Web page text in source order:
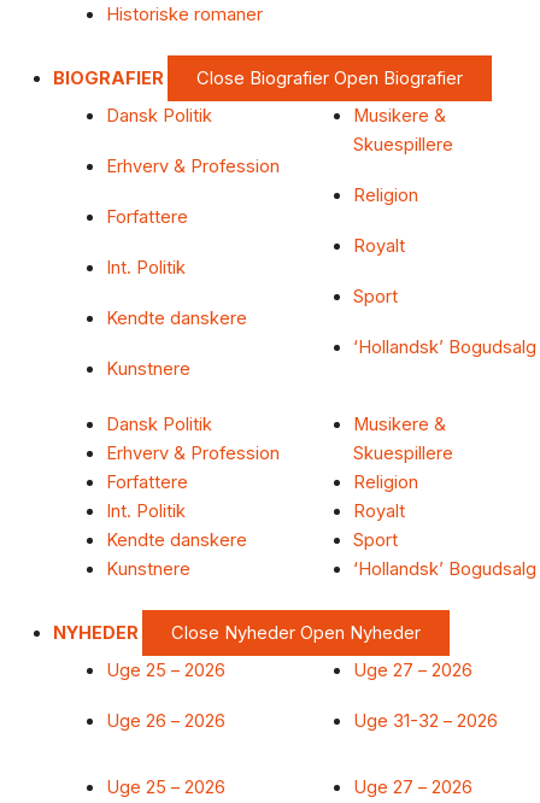
Historiske romaner
BIOGRAFIER Close Biografier Open Biografier
Dansk Politik
Erhverv & Profession
Forfattere
Int. Politik
Kendte danskere
Kunstnere
Musikere &
Skuespillere
Religion
Royalt
Sport
‘Hollandsk’ Bogudsalg
Dansk Politik
Erhverv & Profession
Forfattere
Int. Politik
Kendte danskere
Kunstnere
Musikere &
Skuespillere
Religion
Royalt
Sport
‘Hollandsk’ Bogudsalg
NYHEDER Close Nyheder Open Nyheder
Uge 25 – 2026
Uge 26 – 2026
Uge 27 – 2026
Uge 31-32 – 2026
Uge 25 – 2026
Uge 27 – 2026